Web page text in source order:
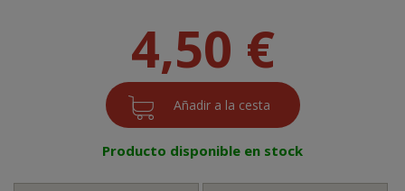
4,50 €
Producto disponible en stock